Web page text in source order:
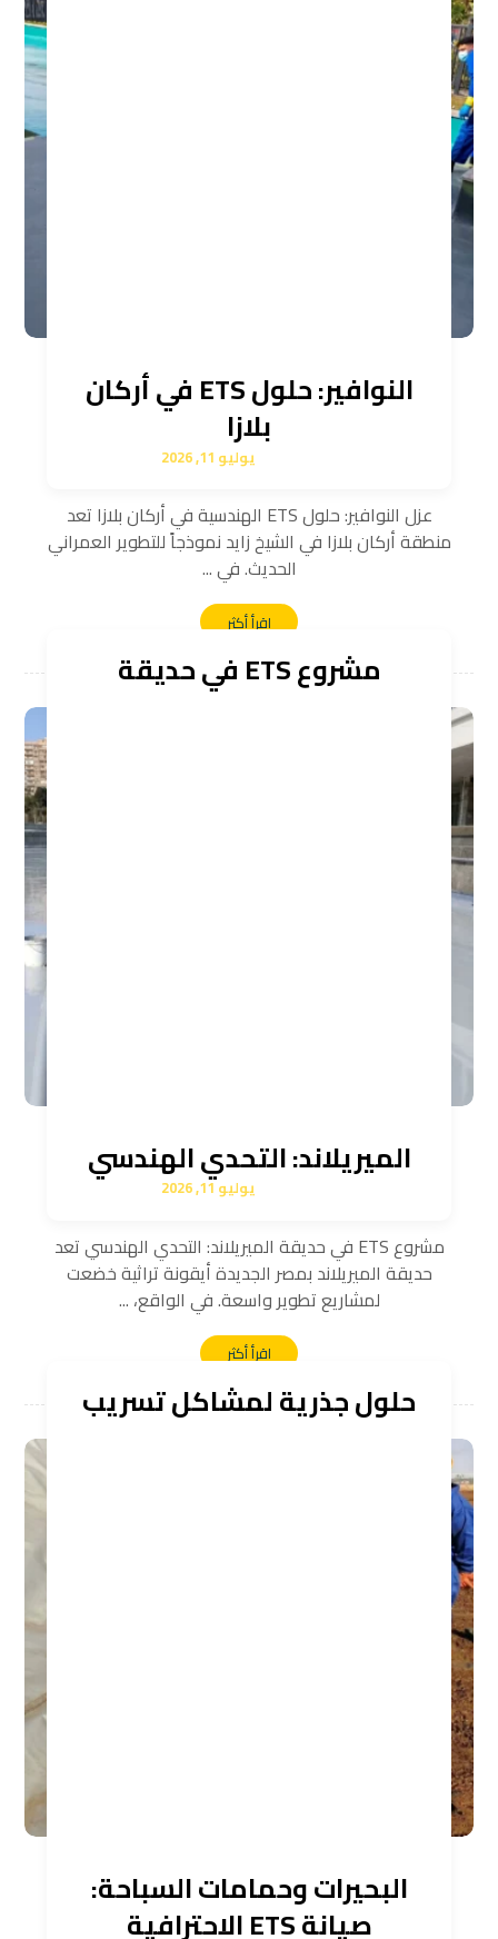
النوافير: حلول ETS في أركان
بلازا
يوليو 11, 2026
عزل النوافير: حلول ETS الهندسية في أركان بلازا تعد
منطقة أركان بلازا في الشيخ زايد نموذجاً للتطوير العمراني
الحديث. في ...
اقرأ أكثر
مشروع ETS في حديقة
الميريلاند: التحدي الهندسي
يوليو 11, 2026
مشروع ETS في حديقة الميريلاند: التحدي الهندسي تعد
حديقة الميريلاند بمصر الجديدة أيقونة تراثية خضعت
لمشاريع تطوير واسعة. في الواقع، ...
اقرأ أكثر
حلول جذرية لمشاكل تسريب
البحيرات وحمامات السباحة:
صيانة ETS الاحترافية